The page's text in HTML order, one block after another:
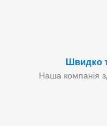
Швидко
Наша компанія